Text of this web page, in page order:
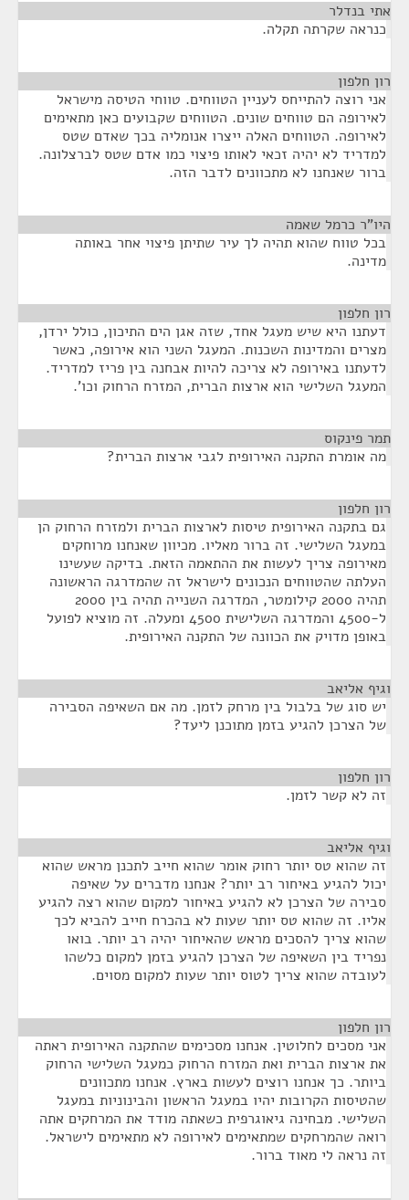
אתי בנדלר
כנראה שקרתה תקלה.
רון חלפון
אני רוצה להתייחס לעניין הטווחים. טווחי הטיסה מישראל
לאירופה הם טווחים שונים. הטווחים שקבועים כאן מתאימים
לאירופה. הטווחים האלה ייצרו אנומליה בכך שאדם שטס
למדריד לא יהיה זכאי לאותו פיצוי כמו אדם שטס לברצלונה.
ברור שאנחנו לא מתכוונים לדבר הזה.
היו"ר כרמל שאמה
בכל טווח שהוא תהיה לך עיר שתיתן פיצוי אחר באותה
מדינה.
רון חלפון
דעתנו היא שיש מעגל אחד, שזה אגן הים התיכון, כולל ירדן,
מצרים והמדינות השכנות. המעגל השני הוא אירופה, כאשר
לדעתנו באירופה לא צריכה להיות אבחנה בין פריז למדריד.
המעגל השלישי הוא ארצות הברית, המזרח הרחוק וכו'.
תמר פינקוס
מה אומרת התקנה האירופית לגבי ארצות הברית?
רון חלפון
גם בתקנה האירופית טיסות לארצות הברית ולמזרח הרחוק הן
במעגל השלישי. זה ברור מאליו. מכיוון שאנחנו מרוחקים
מאירופה צריך לעשות את ההתאמה הזאת. בדיקה שעשינו
העלתה שהטווחים הנכונים לישראל זה שהמדרגה הראשונה
תהיה 2000 קילומטר, המדרגה השנייה תהיה בין 2000
ל-4500 והמדרגה השלישית 4500 ומעלה. זה מוציא לפועל
באופן מדויק את הכוונה של התקנה האירופית.
וגיף אליאב
יש סוג של בלבול בין מרחק לזמן. מה אם השאיפה הסבירה
של הצרכן להגיע בזמן מתוכנן ליעד?
רון חלפון
זה לא קשר לזמן.
וגיף אליאב
זה שהוא טס יותר רחוק אומר שהוא חייב לתכנן מראש שהוא
יכול להגיע באיחור רב יותר? אנחנו מדברים על שאיפה
סבירה של הצרכן לא להגיע באיחור למקום שהוא רצה להגיע
אליו. זה שהוא טס יותר שעות לא בהכרח חייב להביא לכך
שהוא צריך להסכים מראש שהאיחור יהיה רב יותר. בואו
נפריד בין השאיפה של הצרכן להגיע בזמן למקום כלשהו
לעובדה שהוא צריך לטוס יותר שעות למקום מסוים.
רון חלפון
אני מסכים לחלוטין. אנחנו מסכימים שהתקנה האירופית ראתה
את ארצות הברית ואת המזרח הרחוק כמעגל השלישי הרחוק
ביותר. כך אנחנו רוצים לעשות בארץ. אנחנו מתכוונים
שהטיסות הקרובות יהיו במעגל הראשון והבינוניות במעגל
השלישי. מבחינה גיאוגרפית כשאתה מודד את המרחקים אתה
רואה שהמרחקים שמתאימים לאירופה לא מתאימים לישראל.
זה נראה לי מאוד ברור.